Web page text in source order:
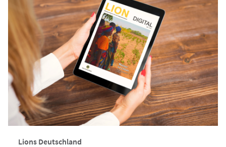
Lions Deutschland